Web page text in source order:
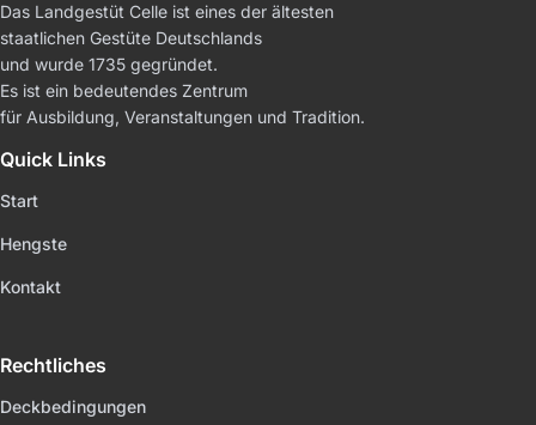
Das Landgestüt Celle ist eines der ältesten
staatlichen Gestüte Deutschlands
und wurde 1735 gegründet.
Es ist ein bedeutendes Zentrum
für Ausbildung, Veranstaltungen und Tradition.
Quick Links
Start
Hengste
Kontakt
Rechtliches
Deckbedingungen